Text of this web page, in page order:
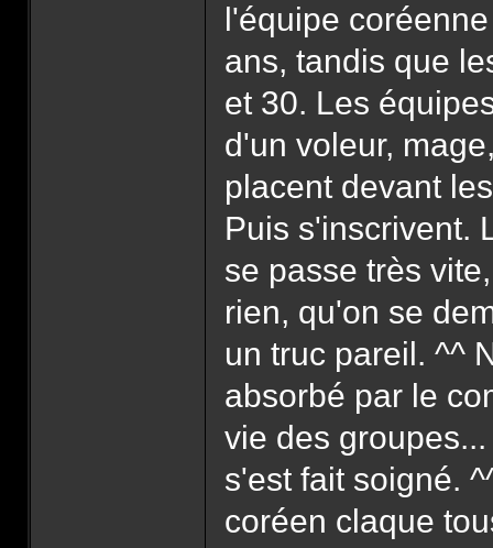
l'équipe
ans, tandis que
et 30. Les
d'un voleur,
placent devant
Puis s'inscrivent.
se passe très
rien, qu'on se
un truc pareil. ^^
absorbé par le
vie des
s'est fait soigné.
coréen claque